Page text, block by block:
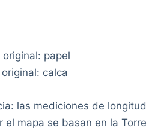
papel
Técnica del recurso original: calca
las mediciones de longitud
el mapa se basan en la Torre